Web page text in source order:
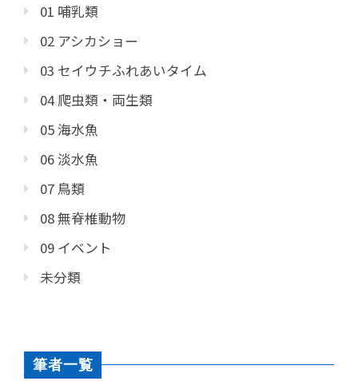
01 哺乳類
02 アシカショー
03 セイウチふれあいタイム
04 爬虫類・両生類
05 海水魚
06 淡水魚
07 鳥類
08 無脊椎動物
09 イベント
未分類
筆者一覧